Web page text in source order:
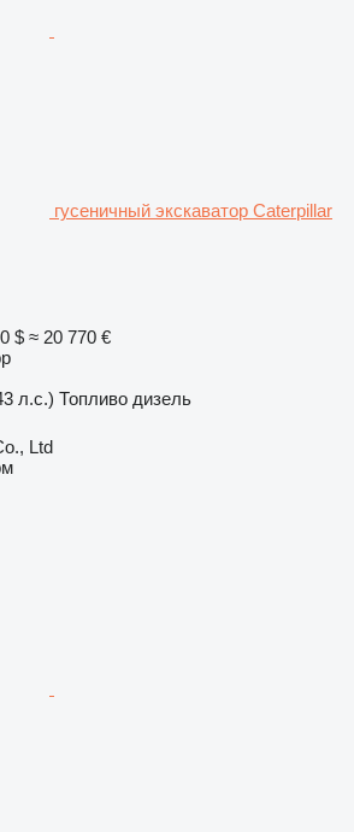
гусеничный экскаватор Caterpillar
$ ≈ 20 770 €
л.с.) Топливо дизель
Ltd